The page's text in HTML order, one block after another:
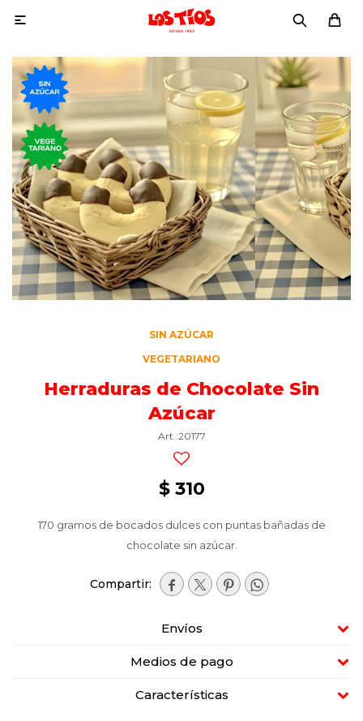

SIN AZÚCAR
VEGETARIANO
Herraduras de Chocolate Sin
Azúcar
20177
$ 310
170 gramos de bocados dulces con puntas bañadas de
chocolate sin azúcar.
   
Envíos
Medios de pago
Características